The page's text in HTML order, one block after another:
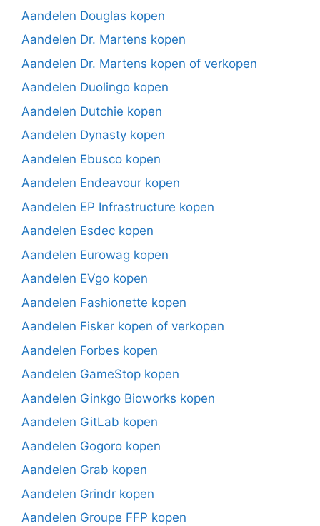
Aandelen Douglas kopen
Aandelen Dr. Martens kopen
Aandelen Dr. Martens kopen of verkopen
Aandelen Duolingo kopen
Aandelen Dutchie kopen
Aandelen Dynasty kopen
Aandelen Ebusco kopen
Aandelen Endeavour kopen
Aandelen EP Infrastructure kopen
Aandelen Esdec kopen
Aandelen Eurowag kopen
Aandelen EVgo kopen
Aandelen Fashionette kopen
Aandelen Fisker kopen of verkopen
Aandelen Forbes kopen
Aandelen GameStop kopen
Aandelen Ginkgo Bioworks kopen
Aandelen GitLab kopen
Aandelen Gogoro kopen
Aandelen Grab kopen
Aandelen Grindr kopen
Aandelen Groupe FFP kopen